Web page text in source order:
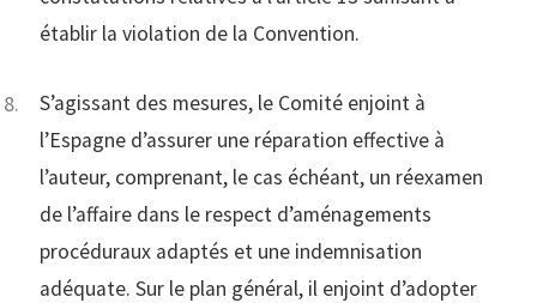
établir la violation de la Convention.
S’agissant des mesures, le Comité enjoint à
l’Espagne d’assurer une réparation effective à
l’auteur, comprenant, le cas échéant, un réexamen
de l’affaire dans le respect d’aménagements
procéduraux adaptés et une indemnisation
adéquate. Sur le plan général, il enjoint d’adopter